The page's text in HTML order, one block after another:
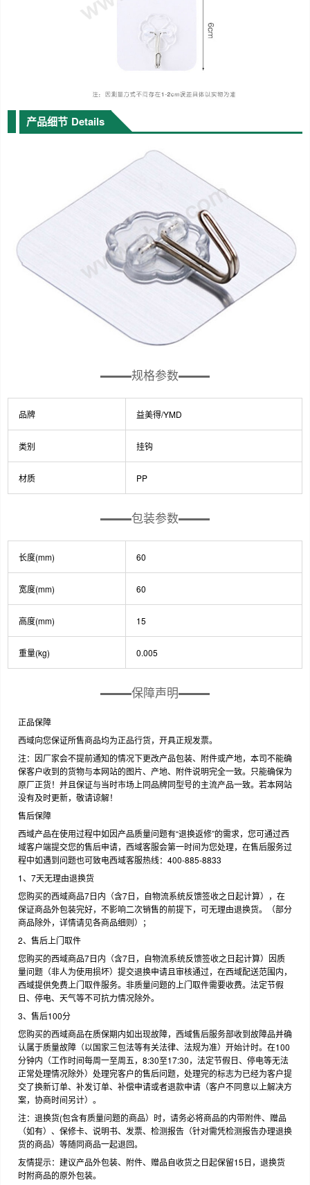
产品细节 Details
规格参数
品牌 益美得/YMD
类别 挂钩
材质 PP
包装参数
长度(mm) 60
宽度(mm) 60
高度(mm) 15
重量(kg) 0.005
保障声明
正品保障
西域向您保证所售商品均为正品行货，开具正规发票。
注：因厂家会不提前通知的情况下更改产品包装、附件或产地，本司不能确
保客户收到的货物与本网站的图片、产地、附件说明完全一致。只能确保为
原厂正货！并且保证与当时市场上同品牌同型号的主流产品一致。若本网站
没有及时更新，敬请谅解！
售后保障
西域产品在使用过程中如因产品质量问题有“退换返修”的需求，您可通过西
域客户端提交您的售后申请，西域客服会第一时间为您处理，在售后服务过
程中如遇到问题也可致电西域客服热线：400-885-8833
1、7天无理由退换货
您购买的西域商品7日内（含7日，自物流系统反馈签收之日起计算），在
保证商品外包装完好，不影响二次销售的前提下，可无理由退换货。（部分
商品除外，详情请见各商品细则）；
2、售后上门取件
您购买的西域商品7日内（含7日，自物流系统反馈签收之日起计算）因质
量问题（非人为使用损坏）提交退换申请且审核通过，在西域配送范围内，
西域提供免费上门取件服务。非质量问题的上门取件需要收费。法定节假
日、停电、天气等不可抗力情况除外。
3、售后100分
您购买的西域商品在质保期内如出现故障，西域售后服务部收到故障品并确
认属于质量故障（以国家三包法等有关法律、法规为准）开始计时。在100
分钟内（工作时间每周一至周五，8:30至17:30，法定节假日、停电等无法
正常处理情况除外）处理完客户的售后问题，处理完的标志为已经为客户提
交了换新订单、补发订单、补偿申请或者退款申请（客户不同意以上解决方
案，协商时间另计）。
注：退换货(包含有质量问题的商品）时，请务必将商品的内带附件、赠品
（如有）、保修卡、说明书、发票、检测报告（针对需凭检测报告办理退换
货的商品）等随同商品一起退回。
友情提示：建议产品外包装、附件、赠品自收货之日起保留15日，退换货
时附商品的原外包装。